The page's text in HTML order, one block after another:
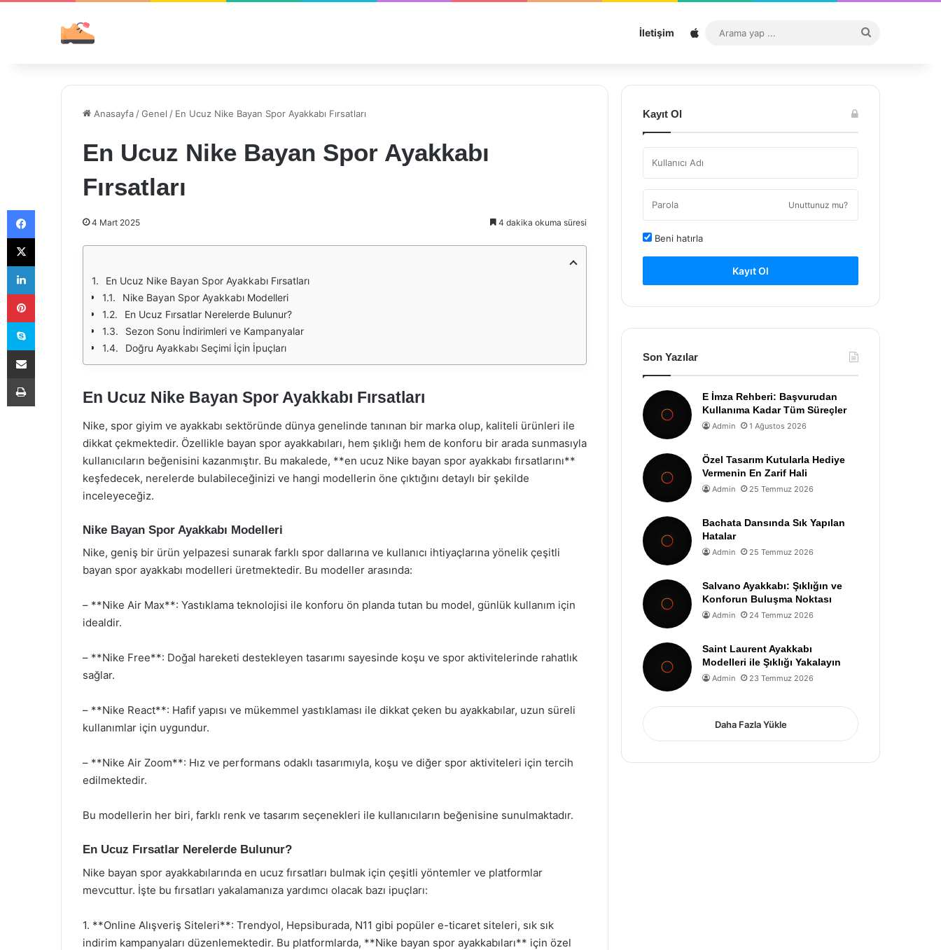
İletişim Sitemap
...
Anasayfa /Genel / En Ucuz Nike Bayan Spor Ayakkabı Fırsatları
En Ucuz Nike Bayan Spor Ayakkabı
Fırsatları
4 Mart 2025 4 dakika okuma süresi
En Ucuz Nike Bayan Spor Ayakkabı Fırsatları
Nike Bayan Spor Ayakkabı Modelleri
En Ucuz Fırsatlar Nerelerde Bulunur?
Sezon Sonu İndirimleri ve Kampanyalar
Doğru Ayakkabı Seçimi İçin İpuçları
En Ucuz Nike Bayan Spor Ayakkabı Fırsatları
Nike, spor giyim ve ayakkabı sektöründe dünya genelinde tanınan bir marka olup, kaliteli ürünleri ile
dikkat çekmektedir. Özellikle bayan spor ayakkabıları, hem şıklığı hem de konforu bir arada sunmasıyla
kullanıcıların beğenisini kazanmıştır. Bu makalede, **en ucuz Nike bayan spor ayakkabı fırsatlarını**
keşfedecek, nerelerde bulabileceğinizi ve hangi modellerin öne çıktığını detaylı bir şekilde
inceleyeceğiz.
Nike Bayan Spor Ayakkabı Modelleri
Nike, geniş bir ürün yelpazesi sunarak farklı spor dallarına ve kullanıcı ihtiyaçlarına yönelik çeşitli
bayan spor ayakkabı modelleri üretmektedir. Bu modeller arasında:
– **Nike Air Max**: Yastıklama teknolojisi ile konforu ön planda tutan bu model, günlük kullanım için
idealdir.
– **Nike Free**: Doğal hareketi destekleyen tasarımı sayesinde koşu ve spor aktivitelerinde rahatlık
sağlar.
– **Nike React**: Hafif yapısı ve mükemmel yastıklaması ile dikkat çeken bu ayakkabılar, uzun süreli
kullanımlar için uygundur.
– **Nike Air Zoom**: Hız ve performans odaklı tasarımıyla, koşu ve diğer spor aktiviteleri için tercih
edilmektedir.
Bu modellerin her biri, farklı renk ve tasarım seçenekleri ile kullanıcıların beğenisine sunulmaktadır.
En Ucuz Fırsatlar Nerelerde Bulunur?
Nike bayan spor ayakkabılarında en ucuz fırsatları bulmak için çeşitli yöntemler ve platformlar
mevcuttur. İşte bu fırsatları yakalamanıza yardımcı olacak bazı ipuçları:
1. **Online Alışveriş Siteleri**: Trendyol, Hepsiburada, N11 gibi popüler e-ticaret siteleri, sık sık
indirim kampanyaları düzenlemektedir. Bu platformlarda, **Nike bayan spor ayakkabıları** için özel
Kayıt Ol
Unuttunuz mu?
Beni hatırla
Kayıt Ol
Son Yazılar
E İmza Rehberi: Başvurudan
Kullanıma Kadar Tüm Süreçler
Admin 1 Ağustos 2026
Özel Tasarım Kutularla Hediye
Vermenin En Zarif Hali
Admin 25 Temmuz 2026
Bachata Dansında Sık Yapılan
Hatalar
Admin 25 Temmuz 2026
Salvano Ayakkabı: Şıklığın ve
Konforun Buluşma Noktası
Admin 24 Temmuz 2026
Saint Laurent Ayakkabı
Modelleri ile Şıklığı Yakalayın
Admin 23 Temmuz 2026
Daha Fazla Yükle
Facebook
X
LinkedIn
Pinterest
Skype
E-Posta ile paylaş